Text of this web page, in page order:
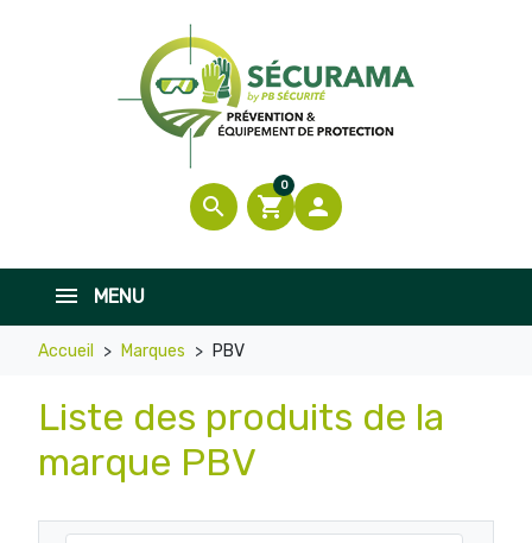
search shopping_cart
0

MENU
Accueil Marques PBV
Liste des produits de la
marque PBV